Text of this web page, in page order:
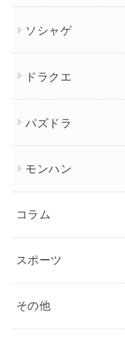
ソシャゲ
ドラクエ
パズドラ
モンハン
コラム
スポーツ
その他